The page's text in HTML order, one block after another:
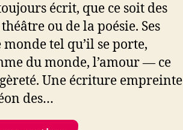
écrit, que ce soit des
ou de la poésie. Ses
tel qu’il se porte,
du monde, l’amour — ce
Une écriture empreinte
des…